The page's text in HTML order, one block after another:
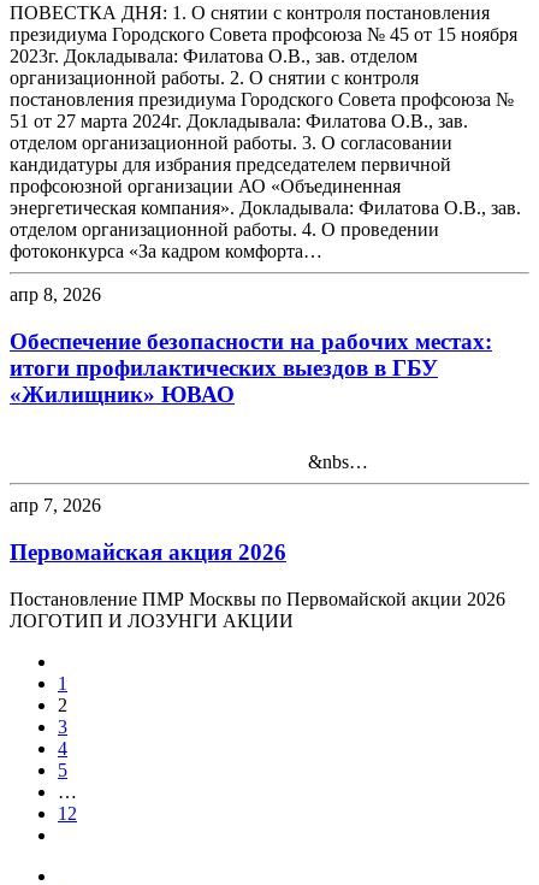
ПОВЕСТКА ДНЯ: 1. О снятии с контроля постановления
президиума Городского Совета профсоюза № 45 от 15 ноября
2023г. Докладывала: Филатова О.В., зав. отделом
организационной работы. 2. О снятии с контроля
постановления президиума Городского Совета профсоюза №
51 от 27 марта 2024г. Докладывала: Филатова О.В., зав.
отделом организационной работы. 3. О согласовании
кандидатуры для избрания председателем первичной
профсоюзной организации АО «Объединенная
энергетическая компания». Докладывала: Филатова О.В., зав.
отделом организационной работы. 4. О проведении
фотоконкурса «За кадром комфорта…
апр 8, 2026
Обеспечение безопасности на рабочих местах:
итоги профилактических выездов в ГБУ
«Жилищник» ЮВАО
&nbs…
апр 7, 2026
Первомайская акция 2026
Постановление ПМР Москвы по Первомайской акции 2026
ЛОГОТИП И ЛОЗУНГИ АКЦИИ
1
2
3
4
5
…
12